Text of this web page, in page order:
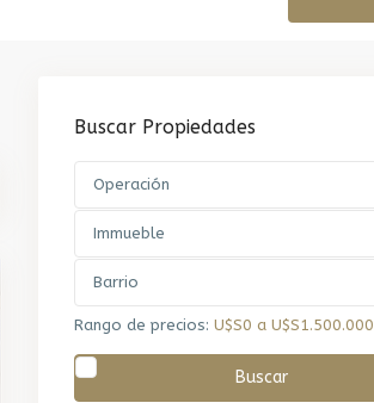
Buscar Propiedades
Operación
Immueble
Barrio
Rango de precios: U$S0 a U$S1.500.000
Buscar